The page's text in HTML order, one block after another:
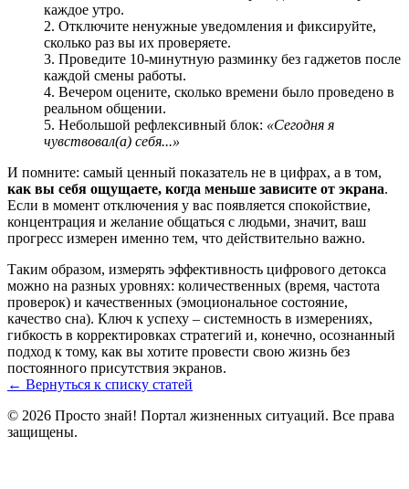
каждое утро.
Отключите ненужные уведомления и фиксируйте,
сколько раз вы их проверяете.
Проведите 10‑минутную разминку без гаджетов после
каждой смены работы.
Вечером оцените, сколько времени было проведено в
реальном общении.
Небольшой рефлексивный блок: «Сегодня я
чувствовал(а) себя...»
И помните: самый ценный показатель не в цифрах, а в том,
как вы себя ощущаете, когда меньше зависите от экрана.
Если в момент отключения у вас появляется спокойствие,
концентрация и желание общаться с людьми, значит, ваш
прогресс измерен именно тем, что действительно важно.
Таким образом, измерять эффективность цифрового детокса
можно на разных уровнях: количественных (время, частота
проверок) и качественных (эмоциональное состояние,
качество сна). Ключ к успеху – системность в измерениях,
гибкость в корректировках стратегий и, конечно, осознанный
подход к тому, как вы хотите провести свою жизнь без
постоянного присутствия экранов.
← Вернуться к списку статей
© 2026 Просто знай! Портал жизненных ситуаций. Все права
защищены.